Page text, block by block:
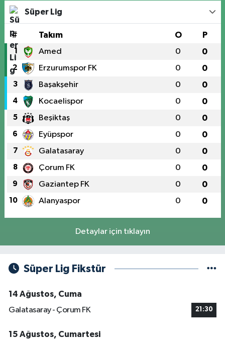
Süper Lig
# Takım O P
1 Amed 0 0
2 Erzurumspor FK 0 0
3 Başakşehir 0 0
4 Kocaelispor 0 0
5 Beşiktaş 0 0
6 Eyüpspor 0 0
7 Galatasaray 0 0
8 Çorum FK 0 0
9 Gaziantep FK 0 0
10 Alanyaspor 0 0
Detaylar için tıklayın
Süper Lig Fikstür
14 Ağustos, Cuma
Galatasaray - Çorum FK
21:30
15 Ağustos, Cumartesi